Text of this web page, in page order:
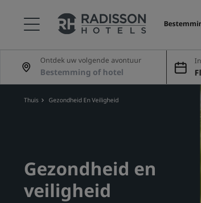
Ontdek uw volgende avontuur
Thuis Gezondheid En Veiligheid
Gezondheid en
veiligheid